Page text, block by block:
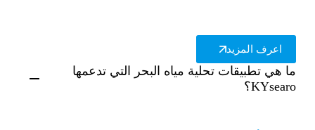
اعرف المزيد
ما هي تطبيقات تحلية مياه البحر التي تدعمها
KYsearo؟